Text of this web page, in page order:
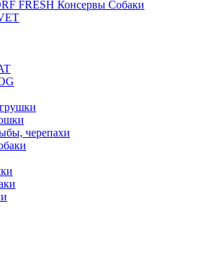
FRESH Консервы Собаки
черепахи